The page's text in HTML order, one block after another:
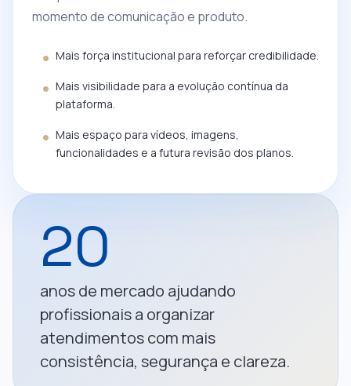
momento de comunicação e produto.
Mais força institucional para reforçar credibilidade.
Mais visibilidade para a evolução contínua da
plataforma.
Mais espaço para vídeos, imagens,
funcionalidades e a futura revisão dos planos.
20
anos de mercado ajudando
profissionais a organizar
atendimentos com mais
consistência, segurança e clareza.